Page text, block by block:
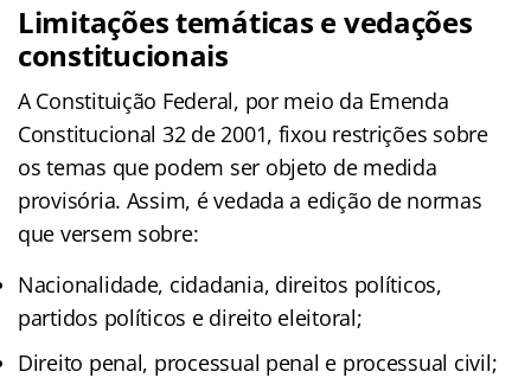
Limitações temáticas e vedações
constitucionais
A Constituição Federal, por meio da Emenda
Constitucional 32 de 2001, fixou restrições sobre
os temas que podem ser objeto de medida
provisória. Assim, é vedada a edição de normas
que versem sobre:
Nacionalidade, cidadania, direitos políticos,
partidos políticos e direito eleitoral;
Direito penal, processual penal e processual civil;